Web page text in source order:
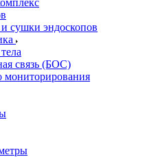
сушки эндоскопов
связь (БОС)
мониторирования